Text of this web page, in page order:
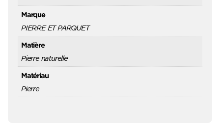
Marque
PIERRE ET PARQUET
Matière
Pierre naturelle
Matériau
Pierre